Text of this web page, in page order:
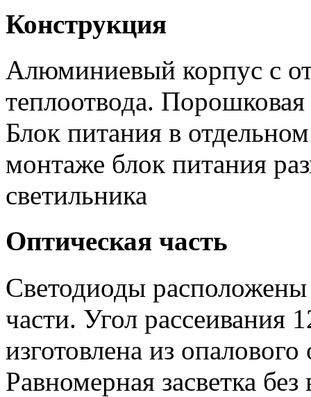
Конструкция
Алюминиевый корпус с
теплоотвода. Порошковая
Блок питания в
монтаже блок питания
светильника
Оптическая часть
Светодиоды
части. Угол рассеивания
изготовлена из
Равномерная засветка